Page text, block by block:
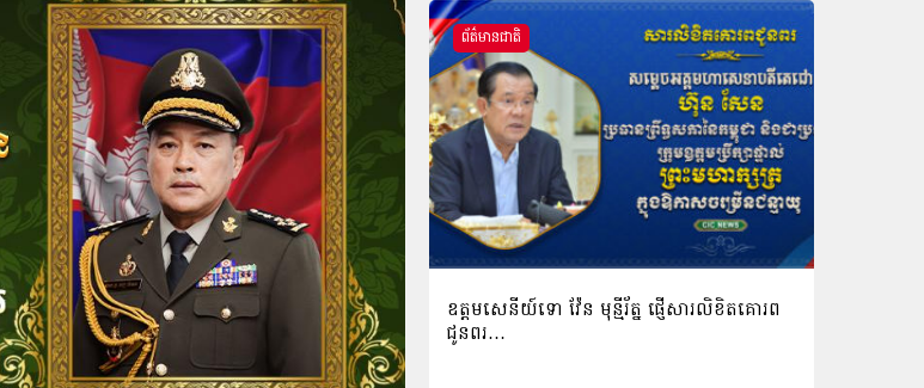
ព័ត៌មានជាតិ
ឧត្តមសេនីយ៍ទោ វ៉ែន មុន្មីរ័ត្ន ផ្ញើសារលិខិតគោរព
ជូនពរ…